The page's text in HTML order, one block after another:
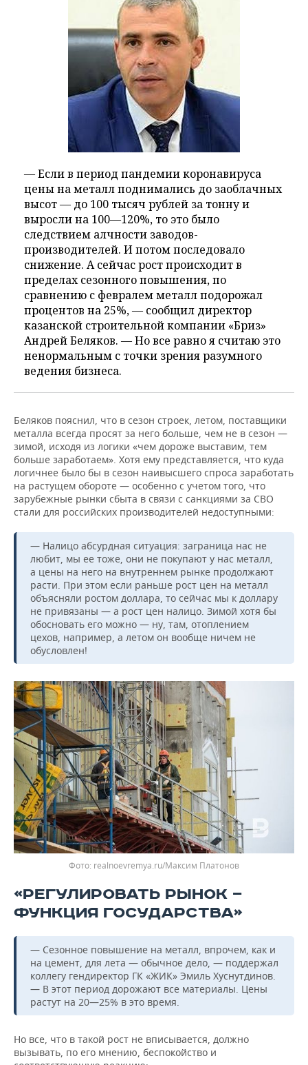
— Если в период пандемии коронавируса
цены на металл поднимались до заоблачных
высот — до 100 тысяч рублей за тонну и
выросли на 100—120%, то это было
следствием алчности заводов-
производителей. И потом последовало
снижение. А сейчас рост происходит в
пределах сезонного повышения, по
сравнению с февралем металл подорожал
процентов на 25%, — сообщил директор
казанской строительной компании «Бриз»
Андрей Беляков. — Но все равно я считаю это
ненормальным с точки зрения разумного
ведения бизнеса.
Беляков пояснил, что в сезон строек, летом, поставщики
металла всегда просят за него больше, чем не в сезон —
зимой, исходя из логики «чем дороже выставим, тем
больше заработаем». Хотя ему представляется, что куда
логичнее было бы в сезон наивысшего спроса заработать
на растущем обороте — особенно с учетом того, что
зарубежные рынки сбыта в связи с санкциями за СВО
стали для российских производителей недоступными:
— Налицо абсурдная ситуация: заграница нас не
любит, мы ее тоже, они не покупают у нас металл,
а цены на него на внутреннем рынке продолжают
расти. При этом если раньше рост цен на металл
объясняли ростом доллара, то сейчас мы к доллару
не привязаны — а рост цен налицо. Зимой хотя бы
обосновать его можно — ну, там, отоплением
цехов, например, а летом он вообще ничем не
обусловлен!
Фото: realnoevremya.ru/Максим Платонов
«РЕГУЛИРОВАТЬ РЫНОК —
ФУНКЦИЯ ГОСУДАРСТВА»
— Сезонное повышение на металл, впрочем, как и
на цемент, для лета — обычное дело, — поддержал
коллегу гендиректор ГК «ЖИК» Эмиль Хуснутдинов.
— В этот период дорожают все материалы. Цены
растут на 20—25% в это время.
Но все, что в такой рост не вписывается, должно
вызывать, по его мнению, беспокойство и